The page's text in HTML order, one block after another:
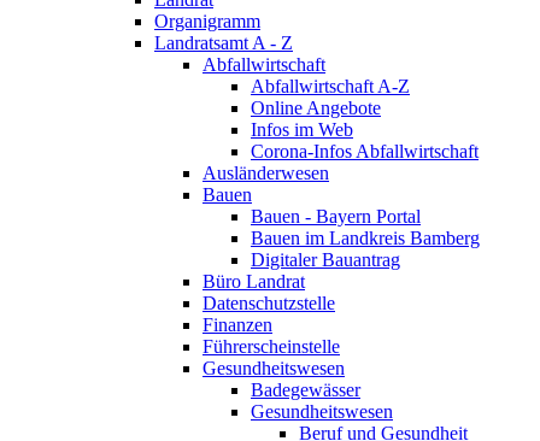
Organigramm
Landratsamt A - Z
Abfallwirtschaft
Abfallwirtschaft A-Z
Online Angebote
Infos im Web
Corona-Infos Abfallwirtschaft
Ausländerwesen
Bauen
Bauen - Bayern Portal
Bauen im Landkreis Bamberg
Digitaler Bauantrag
Büro Landrat
Datenschutzstelle
Finanzen
Führerscheinstelle
Gesundheitswesen
Badegewässer
Gesundheitswesen
Beruf und Gesundheit